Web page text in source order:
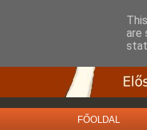
FŐOLDAL
are